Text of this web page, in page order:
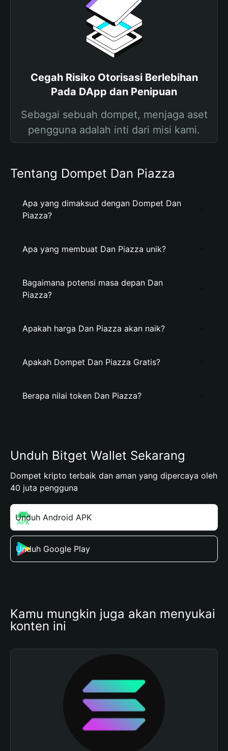
Cegah Risiko Otorisasi Berlebihan
Pada DApp dan Penipuan
Sebagai sebuah dompet, menjaga aset
pengguna adalah inti dari misi kami.
Tentang Dompet Dan Piazza
Apa yang dimaksud dengan Dompet Dan
Piazza?
Apa yang membuat Dan Piazza unik?
Bagaimana potensi masa depan Dan
Piazza?
Apakah harga Dan Piazza akan naik?
Apakah Dompet Dan Piazza Gratis?
Berapa nilai token Dan Piazza?
Unduh Bitget Wallet Sekarang
Dompet kripto terbaik dan aman yang dipercaya oleh
40 juta pengguna
Unduh Android APK
Unduh Google Play
Kamu mungkin juga akan menyukai
konten ini